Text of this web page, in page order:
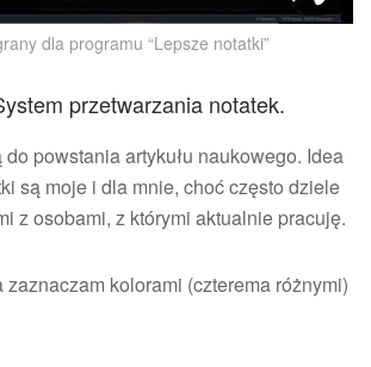
dla programu “Lepsze notatki”
przetwarzania notatek.
powstania artykułu naukowego. Idea
są moje i dla mnie, choć często dziele
z osobami, z którymi aktualnie pracuję.
kolorami (czterema różnymi)